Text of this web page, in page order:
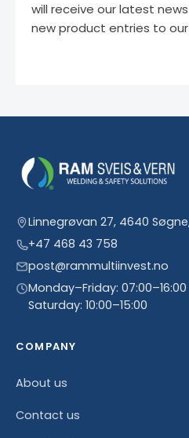
will receive our latest
new product entries to
Linnegrøvan 27, 4640
+47 468 43 758
post@rammultiinvest.no
Monday–Friday: 07:00–16:00
Saturday: 10:00–15:00
COMPANY
About us
Contact us